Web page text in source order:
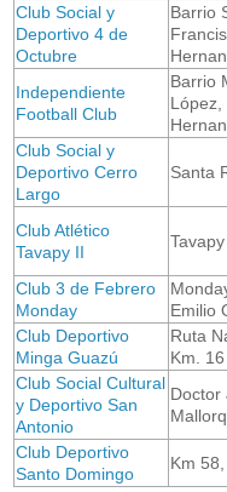
Club Social y
Deportivo 4 de
Octubre
Barrio
Independiente
Football Club
Barrio
López,
Club Social y
Deportivo Cerro
Largo
Santa
Club Atlético
Tavapy II
Tavapy
Club 3 de Febrero
Monday
Emilio
Club Deportivo
Minga Guazú
Ruta
Km.
Club Social Cultural
y Deportivo San
Antonio
Doctor
Club Deportivo
Santo Domingo
Km